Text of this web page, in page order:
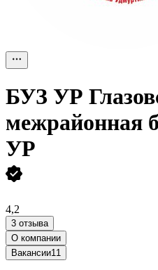
БУЗ УР
межрайонная
УР
4,2
3 отзыва
О компании
Вакансии11